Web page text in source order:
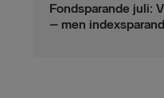
Fondsparande juli:
– men